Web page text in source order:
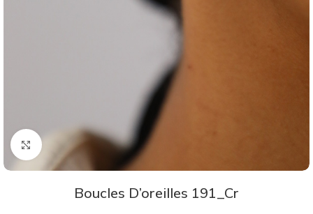
Agrandir
Boucles D’oreilles 191_Cr